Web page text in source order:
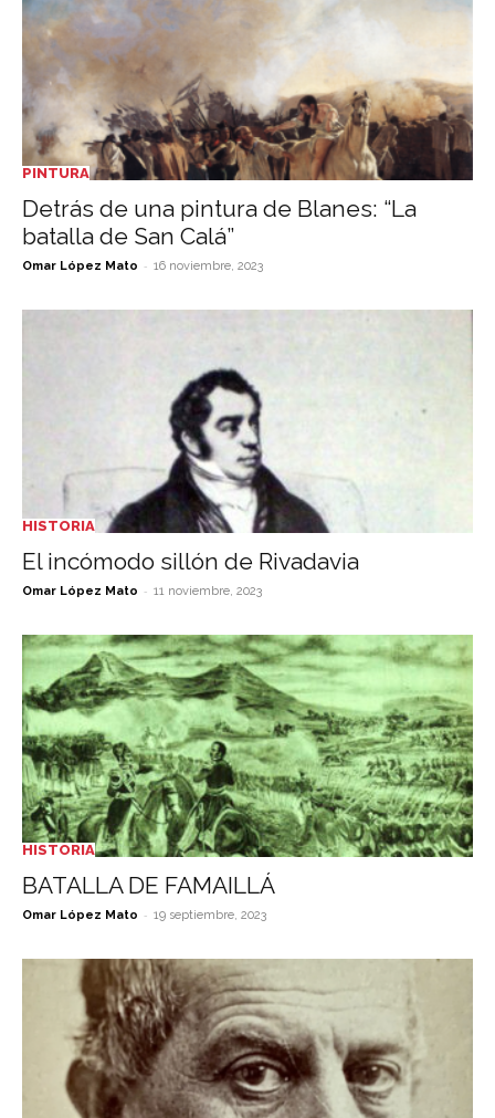
PINTURA
Detrás de una pintura de Blanes: “La
batalla de San Calá”
Omar López Mato - 16 noviembre, 2023
HISTORIA
El incómodo sillón de Rivadavia
Omar López Mato - 11 noviembre, 2023
HISTORIA
BATALLA DE FAMAILLÁ
Omar López Mato - 19 septiembre, 2023